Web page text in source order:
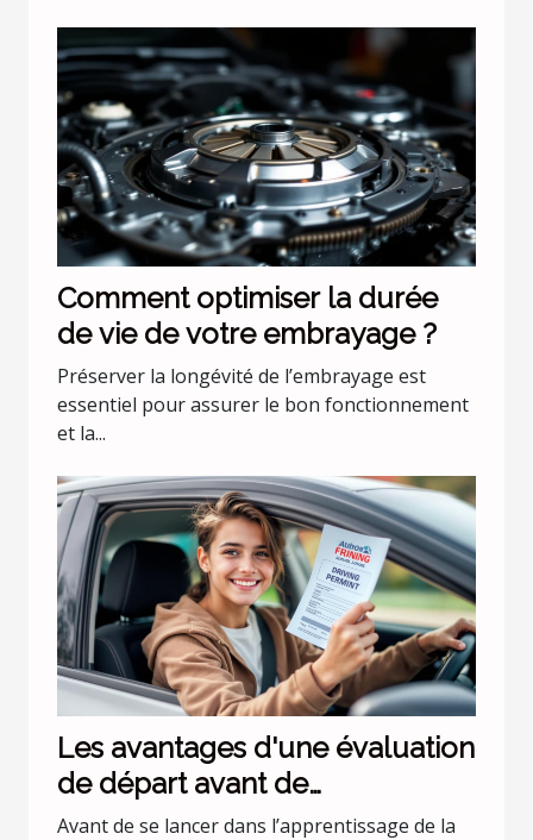
Comment optimiser la durée
de vie de votre embrayage ?
Préserver la longévité de l’embrayage est
essentiel pour assurer le bon fonctionnement
et la...
Les avantages d'une évaluation
de départ avant de
commencer les leçons de
Avant de se lancer dans l’apprentissage de la